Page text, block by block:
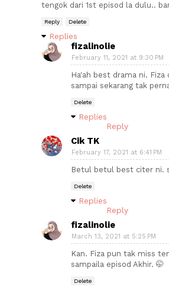
tengok dari 1st episod la dulu..
Reply Delete
Replies
fizalinolie
February 11, 2021 at 9:30 PM
Ha'ah best drama ni.
sampai sekarang tak
Delete
Replies
Reply
Cik TK
February 17, 2021 at 6:41 PM
Betul betul best citer ni.
Delete
Replies
Reply
fizalinolie
March 13, 2021 at 5:25 PM
Kan. Fiza pun tak miss
sampaila episod Akhir. 🤭
Delete